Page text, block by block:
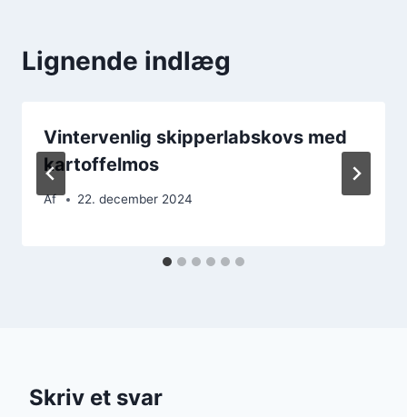
Lignende indlæg
Vintervenlig skipperlabskovs med
kartoffelmos
Af 22. december 2024
Skriv et svar